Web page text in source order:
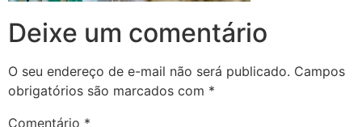
Deixe um comentário
O seu endereço de e-mail não será publicado. Campos
obrigatórios são marcados com *
Comentário *